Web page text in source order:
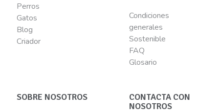
Perros
Gatos
Blog
Criador
Condiciones
generales
Sostenible
FAQ
Glosario
SOBRE NOSOTROS
CONTACTA CON
NOSOTROS